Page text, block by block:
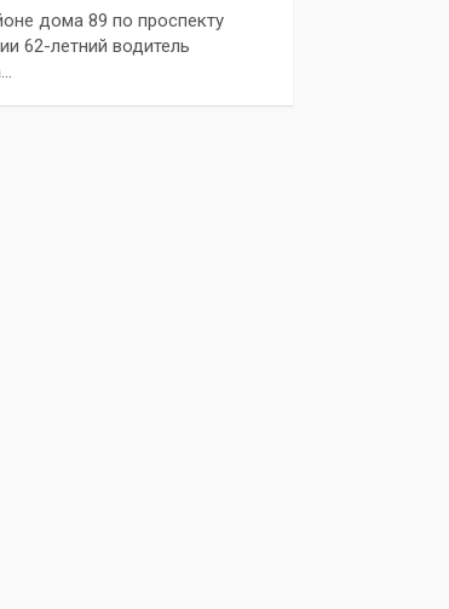
дома 89 по проспекту
62-летний водитель